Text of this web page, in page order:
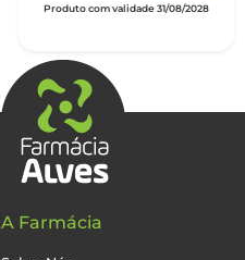
Produto com validade 31/08/2028
A Farmácia